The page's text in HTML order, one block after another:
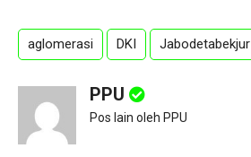
aglomerasi DKI Jabodetabekjur
PPU
Pos lain oleh PPU